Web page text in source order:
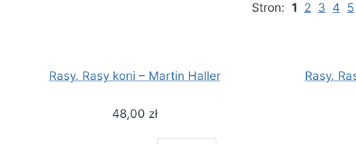
Stron: 1 2 3 4 5
Rasy. Rasy koni – Martin Haller
48,00 zł
Rasy.